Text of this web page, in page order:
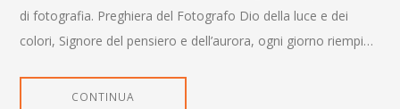
di fotografia. Preghiera del Fotografo Dio della luce e dei
colori, Signore del pensiero e dell’aurora, ogni giorno riempi…
CONTINUA